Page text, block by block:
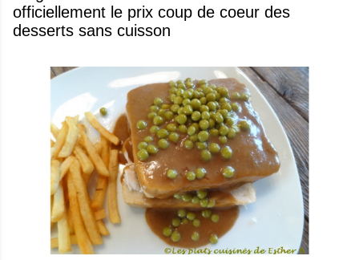
officiellement le prix coup de coeur des
desserts sans cuisson